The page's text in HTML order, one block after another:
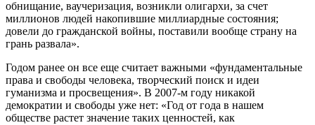
обнищание, ваучеризация, возникли олигархи, за счет
миллионов людей накопившие миллиардные состояния;
довели до гражданской войны, поставили вообще страну на
грань развала».
Годом ранее он все еще считает важными «фундаментальные
права и свободы человека, творческий поиск и идеи
гуманизма и просвещения». В 2007-м году никакой
демократии и свободы уже нет: «Год от года в нашем
обществе растет значение таких ценностей, как